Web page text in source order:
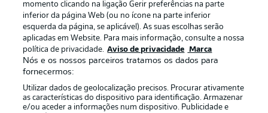
Marca Contato
Jogadores
momento clicando na ligação Gerir preferências na parte
inferior da página Web (ou no ícone na parte inferior
esquerda da página, se aplicável). As suas escolhas serão
aplicadas em Website. Para mais informação, consulte a nossa
política de privacidade. Aviso de privacidade Marca
Nós e os nossos parceiros tratamos os dados para
fornecermos:
Utilizar dados de geolocalização precisos. Procurar ativamente
as características do dispositivo para identificação. Armazenar
e/ou aceder a informações num dispositivo. Publicidade e